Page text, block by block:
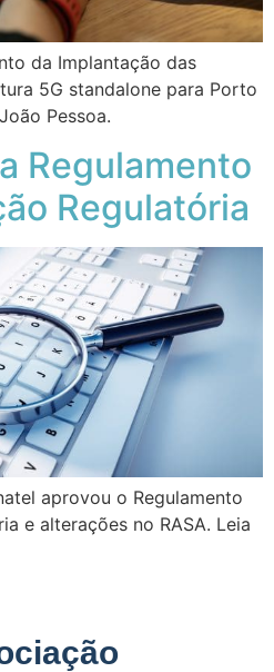
da Implantação das
5G standalone para Porto
Pessoa.
Regulamento
Regulatória
aprovou o Regulamento
e alterações no RASA. Leia